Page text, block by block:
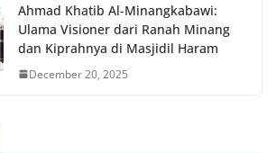
Ahmad Khatib Al-Minangkabawi:
Ulama Visioner dari Ranah Minang
dan Kiprahnya di Masjidil Haram
December 20, 2025